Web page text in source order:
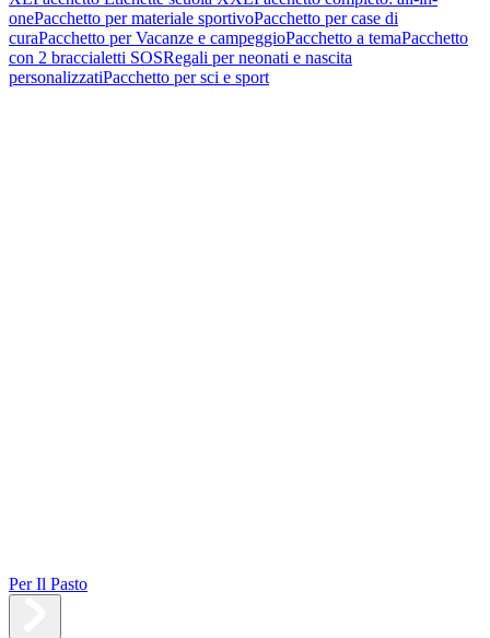
onePacchetto per materiale sportivoPacchetto per case di
curaPacchetto per Vacanze e campeggioPacchetto a temaPacchetto
con 2 braccialetti SOSRegali per neonati e nascita
personalizzatiPacchetto per sci e sport
Per Il Pasto